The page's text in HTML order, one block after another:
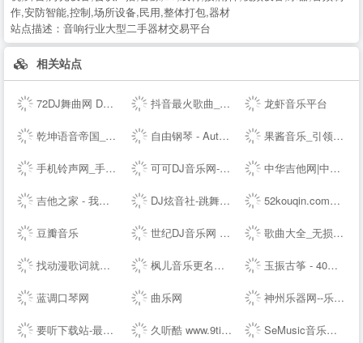
作,安防智能,控制,场所设备,民用,整体打包,器材
站点描述： 音响行业大型二手器材交易平台
相关站点
72DJ舞曲网 DJ舞曲 DJ串烧 最新好听的dj舞曲免费下载网站 抖音最火歌曲_好听的歌曲 - 我要歌词网 龙虾音乐平台
乾坤语音帝国_MP3音乐免费试听下载网站 自由钢琴 - AutoPiano | 在线钢琴，键盘钢琴，模拟钢琴，多种乐器选择，好听又好玩 果酱音乐_引领音乐娱乐新风向
手机铃声网_手机铃声下载_免费手机铃声下载 可可DJ音乐网-车载dj dj舞曲 dj现场视频 原创DJ音乐分享平台 中华吉他网|中国(珠海)国际吉他艺术节|中国(珠海)吉他大赛|教育|琴行|厂商|珠海吉他学会|研究会|珠海市音乐家协会|联谊会|结他|吉它|china|gutiar|keytar|www.zhguitar.com
吉他之家 - 我的吉他谱,我的吉他网站! DJ炫音社-跳舞专辑_公路音乐_酒吧音乐夜店慢摇车载DJ舞曲网站 52kouqin.com到期，请续费
豆瓣音乐 世纪DJ音乐网 - 无损高品质DJ舞曲分享,音质最好的DJ免费下载网站 歌曲大全_无损音乐下载_MP3歌曲免费下载 - 求歌网
找动漫歌词就到 - 每日动漫歌词网 枫儿音乐更名为枫儿乐谱网提供各种简谱，歌谱，五线谱，吉他谱 玉振古筝 - 40年技术沉淀，铸就扬州筝业佼佼者
蓝调口琴网 曲乐网 神州乐器网--乐器行业--
要听下载站-最新手机游戏软件下载平台 久听酷 www.9tingku.com 原创DJ音乐分享平台 DJ舞曲 超劲爆车载DJ下载网站 SeMusic音乐网站源码|一号DJ开源PHP音乐CMS网站管理系统